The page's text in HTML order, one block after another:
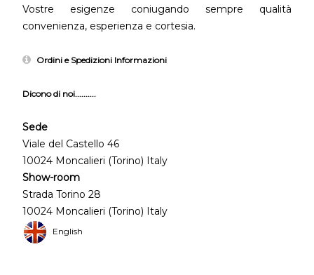
Vostre esigenze coniugando sempre qualità
convenienza, esperienza e cortesia.
Ordini e Spedizioni Informazioni
Dicono di noi..........
Sede
Viale del Castello 46
10024 Moncalieri (Torino) Italy
Show-room
Strada Torino 28
10024 Moncalieri (Torino) Italy
English